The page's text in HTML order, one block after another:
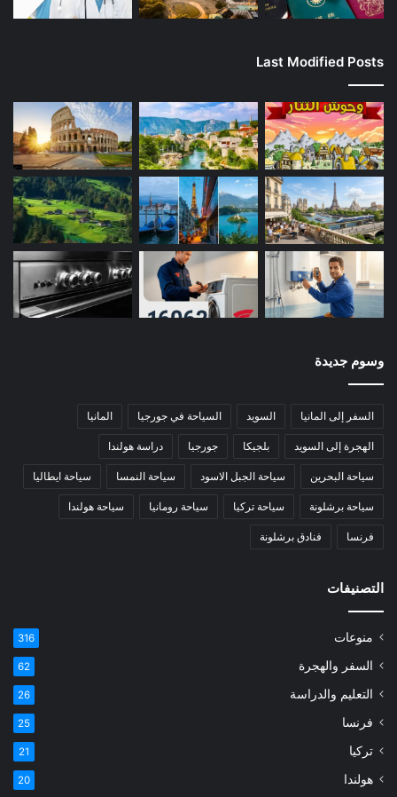
Last Modified Posts
وسوم جديدة
السفر إلى المانيا السويد السياحة في جورجيا المانيا
الهجرة إلى السويد بلجيكا جورجيا دراسة هولندا
سياحة البحرين سياحة الجبل الاسود سياحة النمسا سياحة ايطاليا
سياحة برشلونة سياحة تركيا سياحة رومانيا سياحة هولندا
فرنسا فنادق برشلونة
التصنيفات
منوعات 316
السفر والهجرة 62
التعليم والدراسة 26
فرنسا 25
تركيا 21
هولندا 20